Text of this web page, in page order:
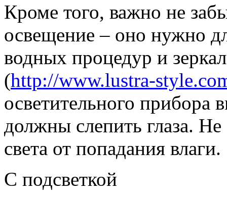
Кроме того, важно не
освещение – оно нужно
водных процедур и
(http://www.lustra-
осветительного прибора
должны слепить глаза. Не
света от попадания влаги.
С подсветкой